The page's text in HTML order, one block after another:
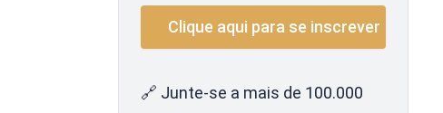
🔗 Junte-se a mais de 100.000